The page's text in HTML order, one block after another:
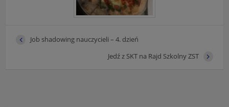
Job shadowing nauczycieli – 4. dzień
Jedź z SKT na Rajd Szkolny ZST